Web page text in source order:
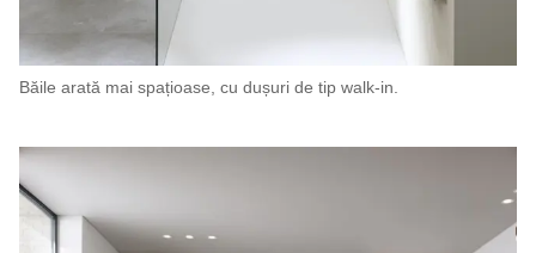
Băile arată mai spațioase, cu dușuri de tip walk-in.